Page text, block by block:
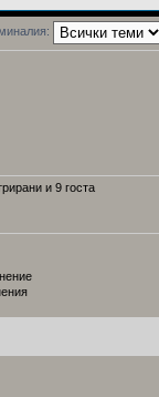
и 9 госта